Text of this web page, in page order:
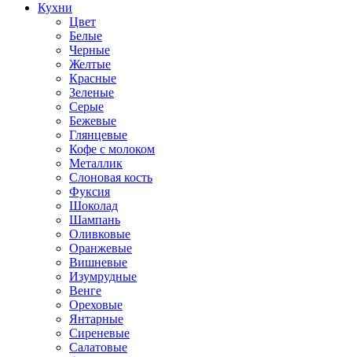
Кухни
Цвет
Белые
Черные
Желтые
Красные
Зеленые
Серые
Бежевые
Глянцевые
Кофе с молоком
Металлик
Слоновая кость
Фуксия
Шоколад
Шампань
Оливковые
Оранжевые
Вишневые
Изумрудные
Венге
Ореховые
Янтарные
Сиреневые
Салатовые